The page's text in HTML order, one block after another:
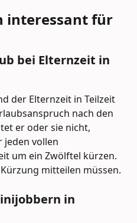
interessant für
bei Elternzeit in
der Elternzeit in Teilzeit
nach den
er oder sie nicht,
jeden vollen
um ein Zwölftel kürzen.
mitteilen müssen.
in